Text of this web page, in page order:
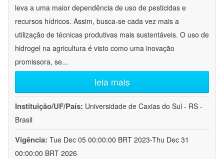
leva a uma maior dependência de uso de pesticidas e
recursos hídricos. Assim, busca-se cada vez mais a
utilização de técnicas produtivas mais sustentáveis. O uso de
hidrogel na agricultura é visto como uma inovação
promissora, se...
leia mais
Instituição/UF/País: Universidade de Caxias do Sul - RS -
Brasil
Vigência: Tue Dec 05 00:00:00 BRT 2023-Thu Dec 31
00:00:00 BRT 2026